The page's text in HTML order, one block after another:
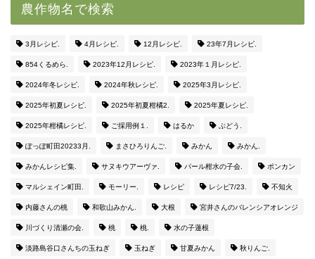
農作物名で検索
3月レシピ. 4月レシピ. 12月レシピ. 23年7月レシピ.
854くるめら. 2023年12月レシピ. 2023年１月レシピ.
2024年冬レシピ. 2024年秋レシピ. 2025年3月レシピ.
2025年初夏レシピ. 2025年初夏柑橘2. 2025年夏レシピ.
2025年柑橘レシピ. ご採用例１. はるか ぶどう.
ぽっぽ町田20233月. まさひろりんご. みかん みかん.
みかんレシピ集. サヌキウアーヴァ. パール柑水の子会. ポンカン
マルシェイン町田. モーリー. レシピ レシピ7/23. 不知火
内藤さんの桃 和歌山みかん. 大根 宮井さんのバレンシアオレンジ
川づくり清瀬の会. 桃 桃. 水の子蓮根
淡路島谷口さんちの玉ねぎ 玉ねぎ 甘夏みかん 秋りんご.